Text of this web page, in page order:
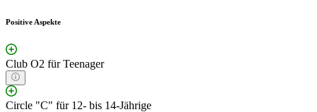
Positive Aspekte
Club O2 für Teenager
Circle "C" für 12- bis 14-Jährige